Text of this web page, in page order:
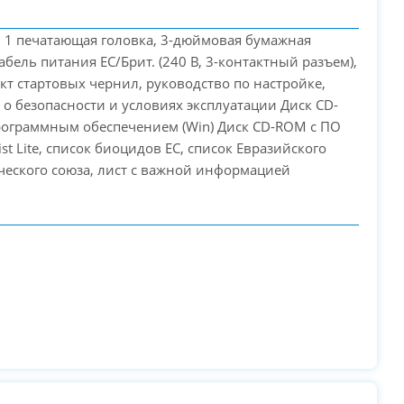
печатающая головка, 3-дюймовая бумажная
питания ЕС/Брит. (240 В, 3-контактный разъем),
стартовых чернил, руководство по настройке,
безопасности и условиях эксплуатации Диск CD-
обеспечением (Win) Диск CD-ROM с ПО
Lite, список биоцидов ЕС, список Евразийского
союза, лист с важной информацией